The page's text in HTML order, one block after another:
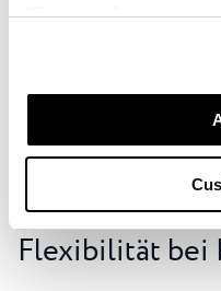
“Customise” option, a
which purposes we may
manage your “Details”
wahrmachen; ein
besondere
Sie uns nicht
Ankunft
Flexibilität bei